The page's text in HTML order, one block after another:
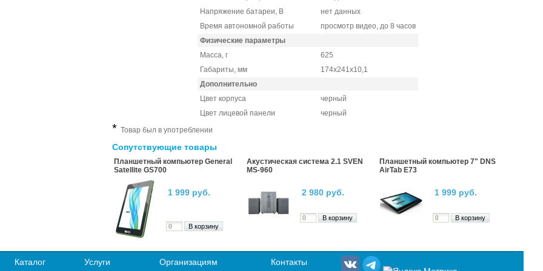
Напряжение батареи, В
нет данных
Время автономной работы
просмотр видео, до 8 часов
Физические параметры
Масса, г
625
Габариты, мм
174x241x10,1
Дополнительно
Цвет корпуса
черный
Цвет лицевой панели
черный
* Товар был в употреблении
Сопутствующие товары
Планшетный компьютер General
Satellite GS700
1 999 руб.
Акустическая система 2.1 SVEN
MS-960
2 980 руб.
Планшетный компьютер 7" DNS
AirTab E73
1 999 руб.
Каталог Услуги Организациям Контакты